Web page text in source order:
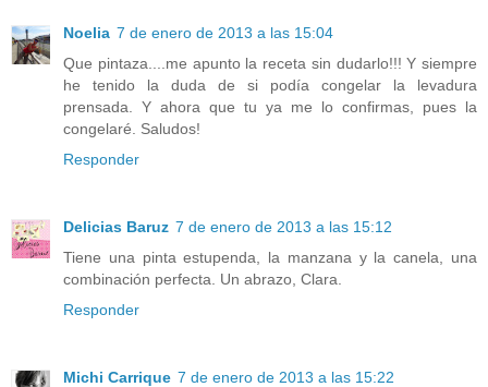
Noelia 7 de enero de 2013 a las 15:04
Que pintaza....me apunto la receta sin dudarlo!!! Y siempre
he tenido la duda de si podía congelar la levadura
prensada. Y ahora que tu ya me lo confirmas, pues la
congelaré. Saludos!
Responder
Delicias Baruz 7 de enero de 2013 a las 15:12
Tiene una pinta estupenda, la manzana y la canela, una
combinación perfecta. Un abrazo, Clara.
Responder
Michi Carrique 7 de enero de 2013 a las 15:22